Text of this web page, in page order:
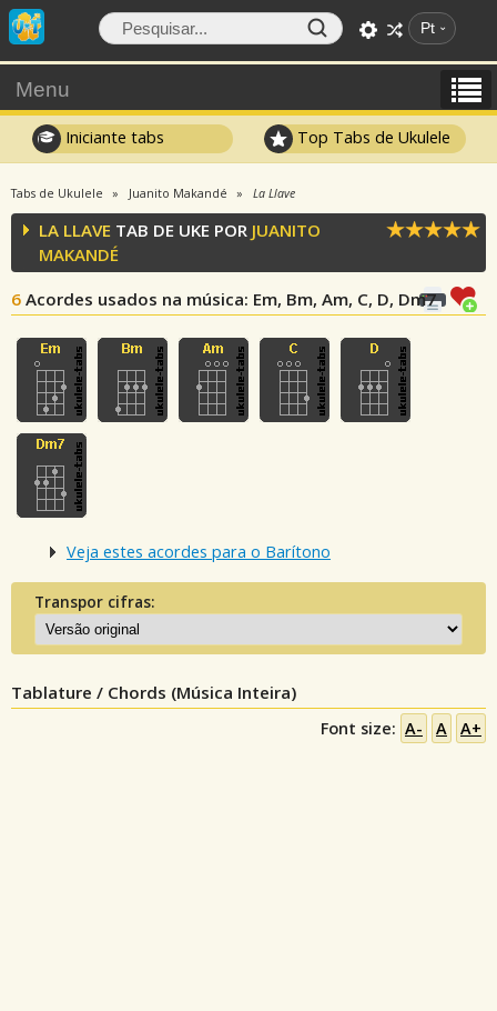
Pt
Menu
Iniciante tabs Top Tabs de Ukulele
Tabs de Ukulele Juanito Makandé La Llave
LA LLAVE TAB DE UKE POR JUANITO
MAKANDÉ
6 Acordes usados na música: Em, Bm, Am, C, D, Dm7
Veja estes acordes para o Barítono
Transpor cifras:
Tablature / Chords (Música Inteira)
Font size: A- A A+